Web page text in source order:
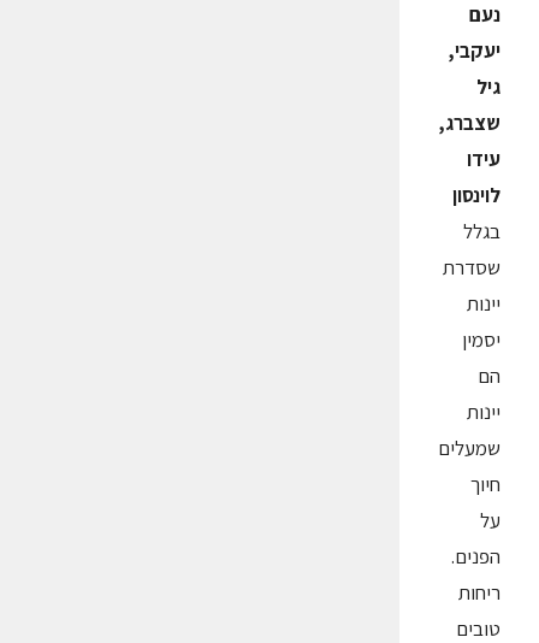
נעם
יעקבי,
גיל
שצברג,
עידו
לוינסון
בגלל
שסדרת
יינות
יסמין
הם
יינות
שמעלים
חיוך
על
הפנים.
ריחות
טובים